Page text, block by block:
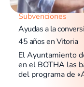
Subvenciones
Ayudas a la
45 años en Vitoria
El Ayuntamiento
en el BOTHA las
del programa de